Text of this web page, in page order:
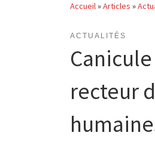
Accueil»Articles »
ACTUALITÉS
recteur